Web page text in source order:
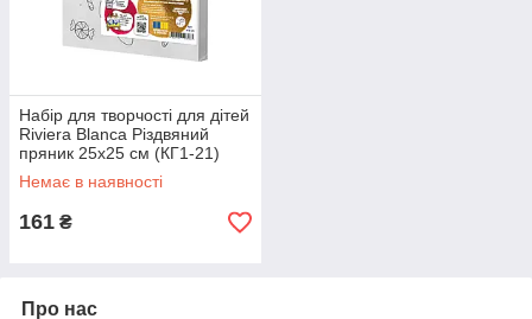
Набір для творчості для дітей
Riviera Blanca Різдвяний
пряник 25x25 см (КГ1-21)
Немає в наявності
161 ₴
Про нас